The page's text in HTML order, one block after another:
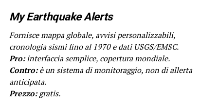
My Earthquake Alerts
Fornisce mappa globale, avvisi personalizzabili,
cronologia sismi fino al 1970 e dati USGS/EMSC.
Pro:interfaccia semplice, copertura mondiale.
Contro:è un sistema di monitoraggio, non di allerta
anticipata.
Prezzo:gratis.